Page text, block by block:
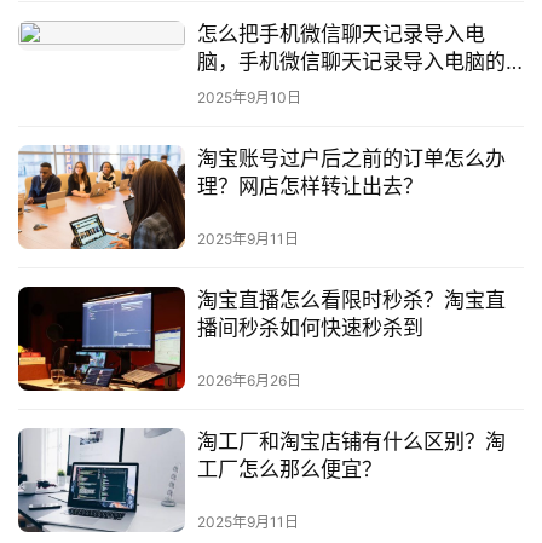
怎么把手机微信聊天记录导入电
脑，手机微信聊天记录导入电脑的
详细操作步骤
2025年9月10日
淘宝账号过户后之前的订单怎么办
理？网店怎样转让出去？
2025年9月11日
淘宝直播怎么看限时秒杀？淘宝直
播间秒杀如何快速秒杀到
2026年6月26日
淘工厂和淘宝店铺有什么区别？淘
工厂怎么那么便宜？
2025年9月11日